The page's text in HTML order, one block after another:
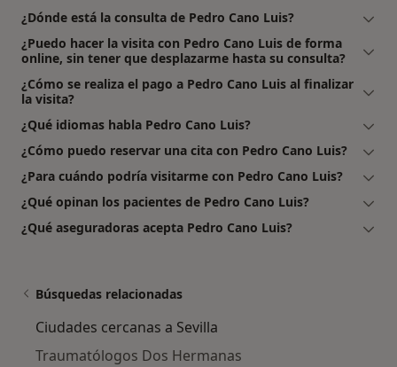
¿Dónde está la consulta de Pedro Cano Luis?
¿Puedo hacer la visita con Pedro Cano Luis de forma
online, sin tener que desplazarme hasta su consulta?
¿Cómo se realiza el pago a Pedro Cano Luis al finalizar
la visita?
¿Qué idiomas habla Pedro Cano Luis?
¿Cómo puedo reservar una cita con Pedro Cano Luis?
¿Para cuándo podría visitarme con Pedro Cano Luis?
¿Qué opinan los pacientes de Pedro Cano Luis?
¿Qué aseguradoras acepta Pedro Cano Luis?
Búsquedas relacionadas
Ciudades cercanas a Sevilla
Traumatólogos Dos Hermanas